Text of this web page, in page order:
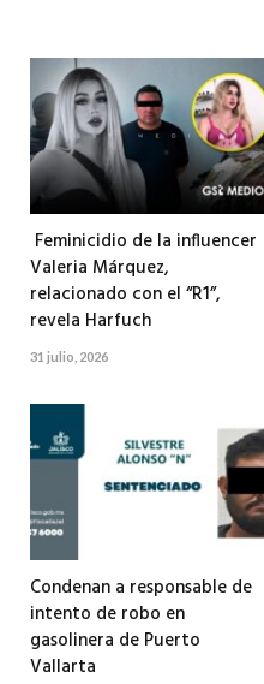
Feminicidio de la influencer
Valeria Márquez,
relacionado con el “R1”,
revela Harfuch
31 julio, 2026
Condenan a responsable de
intento de robo en
gasolinera de Puerto
Vallarta